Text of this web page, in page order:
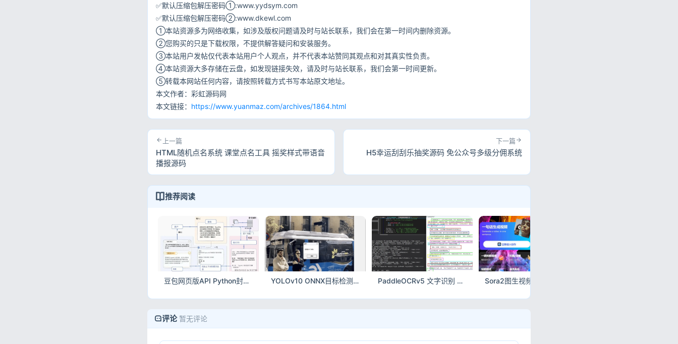
✅默认压缩包解压密码①:www.yydsym.com
✅默认压缩包解压密码②:www.dkewl.com
①本站资源多为网络收集，如涉及版权问题请及时与站长联系，我们会在第一时间内删除资源。
②您购买的只是下载权限，不提供解答疑问和安装服务。
③本站用户发帖仅代表本站用户个人观点，并不代表本站赞同其观点和对其真实性负责。
④本站资源大多存储在云盘，如发现链接失效，请及时与站长联系，我们会第一时间更新。
⑤转载本网站任何内容，请按照转载方式书写本站原文地址。
本文作者：彩虹源码网
本文链接： https://www.yuanmaz.com/archives/1864.html
上一篇
HTML随机点名系统 课堂点名工具 摇奖样式带语音
播报源码
下一篇
H5幸运刮刮乐抽奖源码 免公众号多级分佣系统
推荐阅读
豆包网页版API Python封装 易语言混合开发调用源码 YOLOv10 ONNX目标检测DLL 易语言完整调用示例源码 PaddleOCRv5 文字识别 易语言完整调用源码
评论 暂无评论